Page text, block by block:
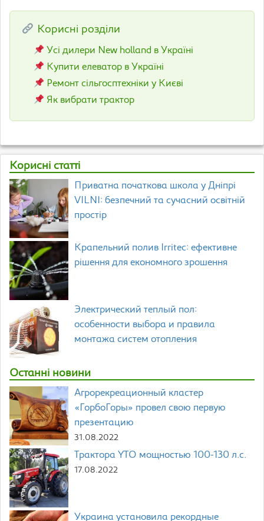
Корисні розділи
Усі дилери New holland в Україні
Купити елеватор в Україні
Ремонт сільгосптехніки у Києві
Як вибрати трактор
Корисні статті
Приватна початкова школа у Дніпрі
VILNI: безпечний та сучасний освітній
простір
Крапельний полив Irritec: ефективне
рішення для економного зрошення
Электрический теплый пол:
особенности выбора и правила
монтажа систем отопления
Останні новини
Агрорекреационный кластер
«ГорбоГоры» провел свою первую
презентацию
31.08.2022
Трактора YTO мощностью 100-130 л.с.
17.08.2022
Украина установила рекордные